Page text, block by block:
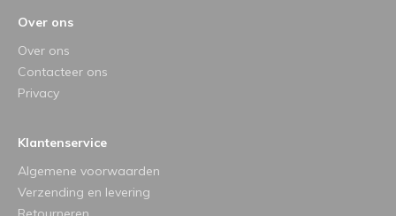
Over ons
Over ons
Contacteer ons
Privacy
Klantenservice
Algemene voorwaarden
Verzending en levering